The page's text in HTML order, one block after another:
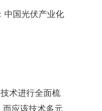
中国光伏产业化
术进行全面梳
而应该技术多元